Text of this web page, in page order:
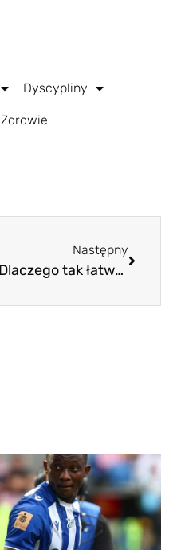
Dyscypliny
Zdrowie
Następny
Dlaczego tak łatwo ich ograć?